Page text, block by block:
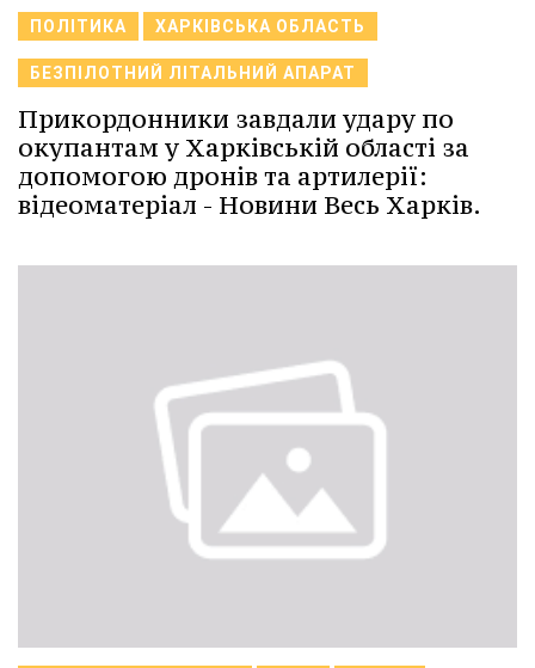
ПОЛІТИКА ХАРКІВСЬКА ОБЛАСТЬ
БЕЗПІЛОТНИЙ ЛІТАЛЬНИЙ АПАРАТ
Прикордонники завдали удару по
окупантам у Харківській області за
допомогою дронів та артилерії:
відеоматеріал - Новини Весь Харків.